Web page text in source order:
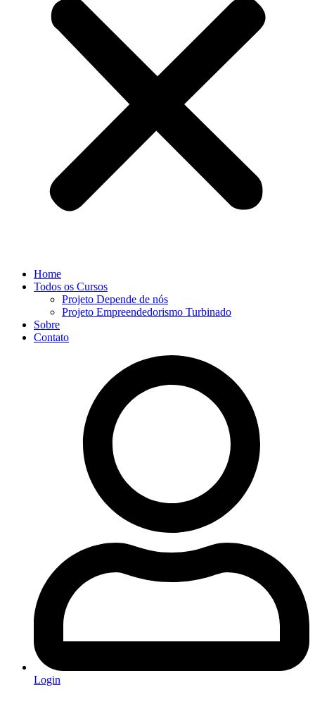
Home
Todos os Cursos
Projeto Depende de nós
Projeto Empreendedorismo Turbinado
Sobre
Contato
Login